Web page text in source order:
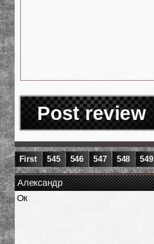
Post review
First 545 546 547 548 549
Александр
Ок